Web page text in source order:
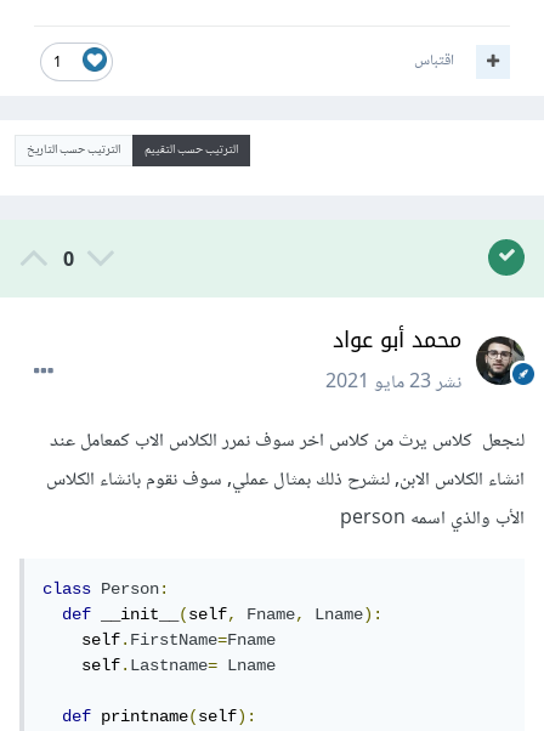
1 اقتباس
الترتيب حسب التقييم الترتيب حسب التاريخ
0
محمد أبو عواد
نشر23 مايو 2021
لنجعل كلاس يرث من كلاس اخر سوف نمرر الكلاس الاب كمعامل عند
انشاء الكلاس الابن, لنشرح ذلك بمثال عملي, سوف نقوم بانشاء الكلاس
الأب والذي اسمه person
class Person:
def
__init__(self, Fname, Lname):
    self
.FirstName=Fname
    self
.Lastname= Lname
def printname(self):